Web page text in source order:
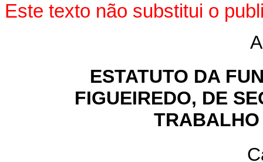
Este texto não substitui o
ESTATUTO DA
FIGUEIREDO, DE